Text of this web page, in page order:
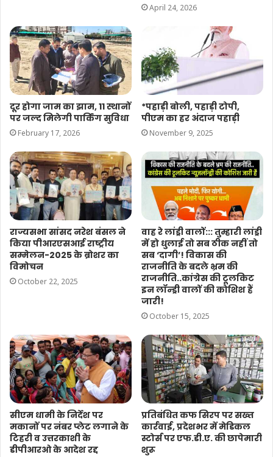
April 24, 2026
दूर होगा जाम का झाम, 11 स्थानों
पर जल्द मिलेगी पार्किंग सुविधा
February 17, 2026
*पहाड़ी बोली, पहाड़ी टोपी,
पीएम का हर अंदाज पहाड़ी
November 9, 2025
राज्यसभा सांसद नरेश बंसल ने
किया पीआरएसआई राष्ट्रीय
सम्मेलन-2025 के ब्रोशर का
विमोचन
October 22, 2025
वाह रे लांड्री वालों::: तुम्हारी लांड्री
में हो धुलाई तो सब ठीक नहीं तो
सब ‘दागी’! विकास की
राजनीति के बदले भ्रम की
राजनीति..कांग्रेस की टूलकिट
इन लॉन्ड्री वालों की कोशिश हैं
जारी!
October 15, 2025
सीएम धामी के निर्देश पर
मकानों पर नंबर प्लेट लगाने के
टिहरी व उत्तरकाशी के
डीपीआरओ के आदेश रद्द
प्रतिबंधित कफ सिरप पर सख्त
कार्रवाई, प्रदेशभर में मेडिकल
स्टोर्स पर एफ.डी.ए. की छापेमारी
शुरू